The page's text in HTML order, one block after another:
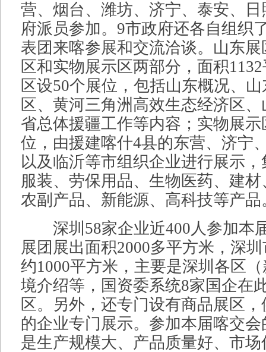
营、烟台、潍坊、济宁、泰安、
府派员参加。9市政府还各自组织
表团来喀参展和交流洽谈。山东
区和实物展示区两部分，面积
区设50个展位，包括山东概况、
区、黄河三角洲高效生态经济区
省总体援疆工作等内容；实物展示
位，由援建喀什4县的东营、济宁
以及临沂等市组织企业进行展示
服装、劳保用品、生物医药、建
农副产品、新能源、高科技等产品
深圳58家企业近400人参加本
展团展出面积2000多平方米，深
约1000平方米，主要是深圳各区
境介绍等，国资委系统8家国企在
区。另外，还专门设有商品展区
的企业专门展示。参加本届喀交
是生产规模大、产品质量好、市